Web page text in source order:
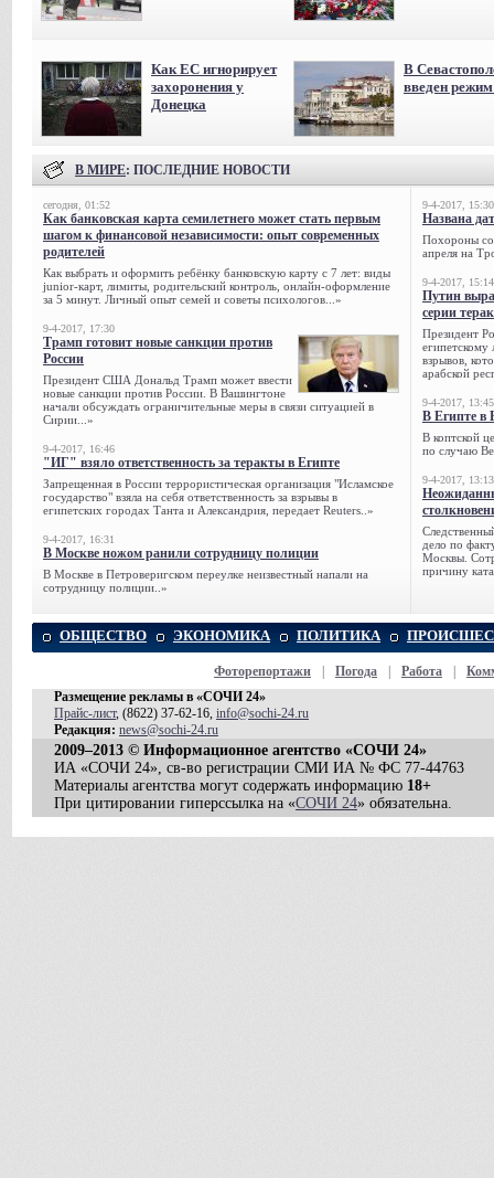
Как ЕС игнорирует
захоронения у
Донецка
В
введен
В МИРЕ: ПОСЛЕДНИЕ НОВОСТИ
сегодня, 01:52
Как банковская карта семилетнего может стать первым
шагом к финансовой независимости: опыт современных
родителей
Как выбрать и оформить ребёнку банковскую карту с 7 лет: виды
junior-карт, лимиты, родительский контроль, онлайн-оформление
за 5 минут. Личный опыт семей и советы психологов...»
9-4-2017, 17:30
Трамп готовит новые санкции против
России
Президент США Дональд Трамп может ввести
новые санкции против России. В Вашингтоне
начали обсуждать ограничительные меры в связи ситуацией в
Сирии...»
9-4-2017, 16:46
"ИГ" взяло ответственность за теракты в Египте
Запрещенная в России террористическая организация "Исламское
государство" взяла на себя ответственность за взрывы в
египетских городах Танта и Александрия, передает Reuters..»
9-4-2017, 16:31
В Москве ножом ранили сотрудницу полиции
В Москве в Петроверигском переулке неизвестный напали на
сотрудницу полиции..»
9-4-2017, 15:30
Названа
Похороны
апреля на
9-4-2017, 15:14
Путин
серии
Президент
египетскому
взрывов,
арабской
9-4-2017, 13:45
В Египте в
В коптской
по случаю
9-4-2017, 13:13
дело по
Москвы.
причину
ОБЩЕСТВО ЭКОНОМИКА ПОЛИТИКА
Фоторепортажи Погода Работа
Размещение рекламы в «СОЧИ 24»
Прайс-лист, (8622) 37-62-16, info@sochi-24.ru
Редакция: news@sochi-24.ru
2009–2013 © Информационное агентство «СОЧИ 24»
ИА «СОЧИ 24», св-во регистрации СМИ ИА № ФС 77-44763
Материалы агентства могут содержать информацию 18+
При цитировании гиперссылка на «СОЧИ 24» обязательна.